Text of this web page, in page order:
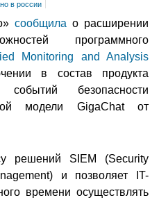
в россии
сообщила о расширении
программного
Monitoring and Analysis
в состав продукта
событий безопасности
модели GigaChat от
решений SIEM (Security
и позволяет IT-
времени осуществлять